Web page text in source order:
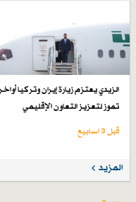
الزيدي يعتزم زيارة إيران وتركيا أواخر
تموز لتعزيز التعاون الإقليمي
قبل 3 اسابیع
المزيد